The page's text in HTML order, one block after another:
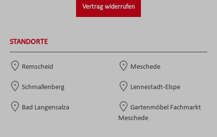
Vertrag widerrufen
STANDORTE
Remscheid Meschede
Schmallenberg Lennestadt-Elspe
Bad Langensalza
Gartenmöbel Fachmarkt
Meschede